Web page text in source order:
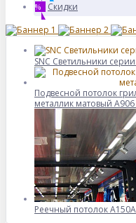
% Скидки
SNC Светильники серии
Подвесной потолок
металлик матовый
Реечный потолок